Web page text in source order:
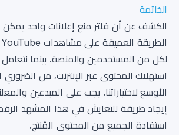
الخاتمة
الكشف عن أن فلتر منع إعلانات واحد يمكن
لكل من المستخدمين والمنصة. بينما
استهلاك المحتوى عبر الإنترنت، من الضروري
الأوسع لاختياراتنا. يجب على المبدعين
إيجاد طريقة للتعايش في هذا المشهد
استفادة الجميع من المحتوى المُنتج.